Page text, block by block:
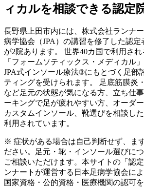
ィカルを相談できる認定
長野県 上田市内には、株式会社ランナ
病学協会（JPA）の講習を修了した認
が2院あります。 世界40カ国で利用さ
「フォームソティックス・メディカル
JPA式インソール療法®にもとづく足部
ティングを受けられます。 足底筋膜炎
など足元の状態が気になる方、立ち仕
ーキングで足が疲れやすい方、オーダ
カスタムインソール、靴選びを相談し
利用されています。
※ 症状がある場合は自己判断せず、ま
ださい。足元・靴・インソール選びに
ご相談いただけます。本サイトの「認
ンナートが運営する日本足病学協会に
国家資格・公的資格・医療機関の認可